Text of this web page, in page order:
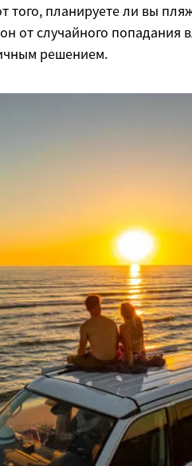
того, планируете ли вы
от случайного попадания
решением.